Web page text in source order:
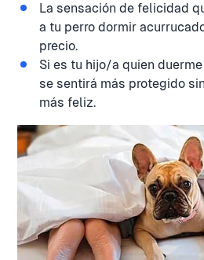
La sensación de felicidad
a tu perro dormir
precio.
Si es tu hijo/a quien
se sentirá más protegido
más feliz.